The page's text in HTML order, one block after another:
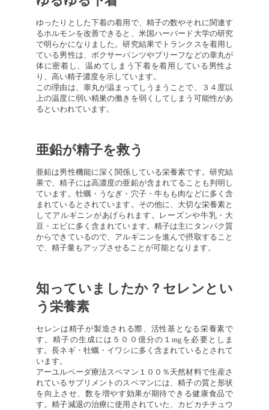
ゆったりとした下着の着用で、精子の数やそれに関連す
るホルモンを改善できると、米国ハーバード大学の研究
で明らかになりました。研究結果でトランクスを着用し
ている男性は、ボクサーパンツやブリーフなどの睾丸が
体に密着し、温めてしまう下着を着用している男性よ
り、高い精子濃度を示しています。
この理由は、睾丸が温まってしうまうことで、３４度以
上の温度に弱い精巣の働きを弱くしてしまう可能性があ
るといわれています。
亜鉛が精子を救う
亜鉛は男性機能に深く関係している栄養素です。研究結
果で、精子には高濃度の亜鉛が含まれてることも判明し
ています。牡蠣・うなぎ・穴子・牛もも肉などに多く含
まれているとされています。その他に、大切な栄養素と
してアルギニンがあげられます。レーズンや牛乳・大
豆・エビに多く含まれています。精子は主にタンパク質
からできているので、アルギニンを進んで摂取すること
で、精子量もアップさせることが可能となります。
知っていましたか？セレンとい
う栄養素
セレンは精子が製造される際、活性基となる栄養素で
す。精子の生成には５００億分の１mgを必要としま
す。長ネギ・牡蠣・イワシに多く含まれているとされて
います。
アーユルベーダ療法スペマン１００％天然材料で生産さ
れているサプリメントのスペマンには、精子の質と形状
を向上させ、数を増やす効果が期待できる健康食品で
す。精子減退の治療に使用されていた、カピカチチュウ